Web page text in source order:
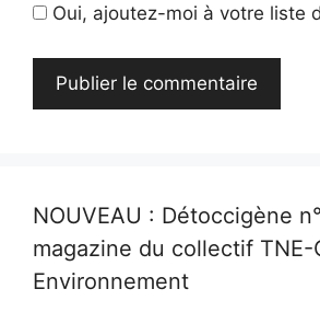
Oui, ajoutez-moi à votre liste
NOUVEAU : Détoccigène
magazine du collectif TNE-
Environnement